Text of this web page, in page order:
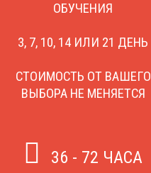
ОБУЧЕНИЯ
3, 7, 10, 14 ИЛИ 21 ДЕНЬ
СТОИМОСТЬ ОТ ВАШЕГО
ВЫБОРА НЕ МЕНЯЕТСЯ
36 - 72 ЧАСА